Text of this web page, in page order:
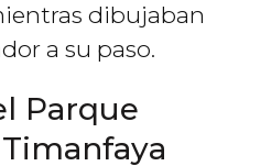
dibujaban
a su paso.
Parque